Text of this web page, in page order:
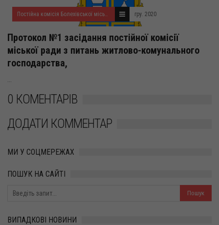
Постійна комісія Болехівської міської ради з питань житлово-комунального господарства, комунальної власності та власності територіальних громад, екології та благоустрою гру. 2020
Протокол №1 засідання постійної комісії
міської ради з питань житлово-комунального
господарства,
0 КОМЕНТАРІВ
ДОДАТИ КОММЕНТАР
МИ У СОЦМЕРЕЖАХ
ПОШУК НА САЙТІ
ВИПАДКОВІ НОВИНИ